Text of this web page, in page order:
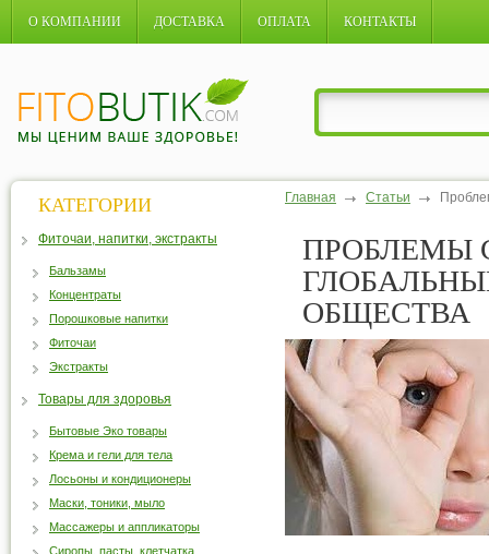
О КОМПАНИИ ДОСТАВКА ОПЛАТА КОНТАКТЫ
Главная Статьи
ПРОБЛЕМЫ
ОБЩЕСТВА
КАТЕГОРИИ
Фиточаи, напитки, экстракты
Бальзамы
Концентраты
Порошковые напитки
Фиточаи
Экстракты
Товары для здоровья
Бытовые Эко товары
Крема и гели для тела
Лосьоны и кондиционеры
Маски, тоники, мыло
Массажеры и аппликаторы
Сиропы, пасты, клетчатка